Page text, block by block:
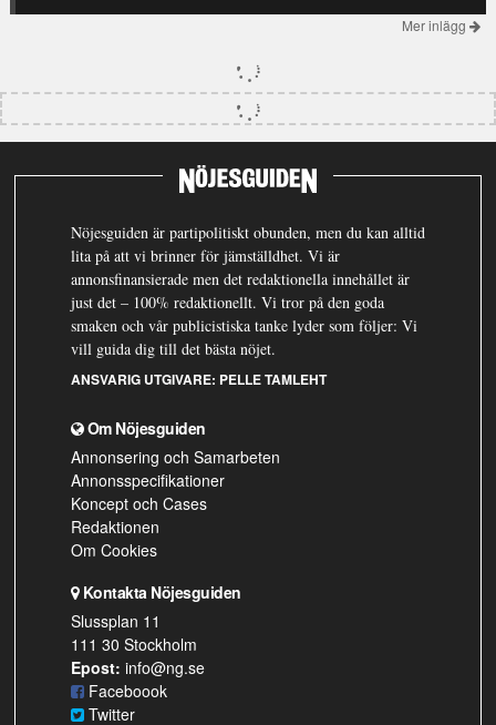
Mer inlägg
Nöjesguiden är partipolitiskt obunden, men du kan alltid
lita på att vi brinner för jämställdhet. Vi är
annonsfinansierade men det redaktionella innehållet är
just det – 100% redaktionellt. Vi tror på den goda
smaken och vår publicistiska tanke lyder som följer: Vi
vill guida dig till det bästa nöjet.
ANSVARIG UTGIVARE: PELLE TAMLEHT
Om Nöjesguiden
Annonsering och Samarbeten
Annonsspecifikationer
Koncept och Cases
Redaktionen
Om Cookies
Kontakta Nöjesguiden
Slussplan 11
111 30 Stockholm
Epost: info@ng.se
Faceboook
Twitter